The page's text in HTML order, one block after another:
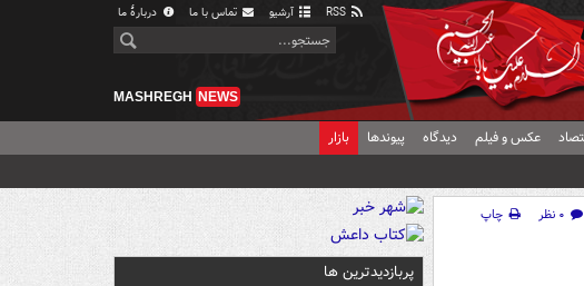
آرشیو تماس با ما دربارهٔ ما
MASHREGH NEWS
عکس و فیلم دیدگاه پیوندها بازار
۰ نظر
چاپ
پربازدیدترین ها